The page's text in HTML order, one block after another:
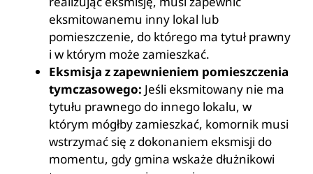
eksmitowanemu inny lokal lub
pomieszczenie, do którego ma tytuł prawny
i w którym może zamieszkać.
Eksmisja z zapewnieniem pomieszczenia
tymczasowego: Jeśli eksmitowany nie ma
tytułu prawnego do innego lokalu, w
którym mógłby zamieszkać, komornik musi
wstrzymać się z dokonaniem eksmisji do
momentu, gdy gmina wskaże dłużnikowi